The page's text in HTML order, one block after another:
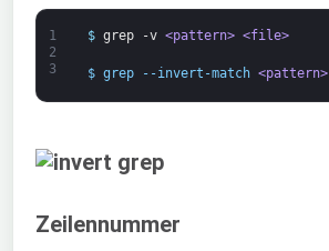
1
2
3
$ grep -v <pattern> <file>
$ grep --invert-match <pattern>
Zeilennummer